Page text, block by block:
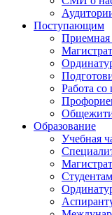
Поступающим
Приемная
Работа
Образование
Учебная
Студентам